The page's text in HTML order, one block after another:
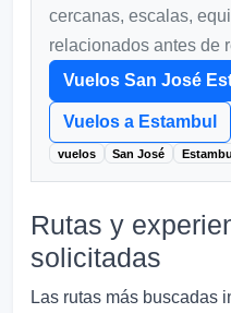
cercanas, escalas,
relacionados antes de
Vuelos San José
Vuelos a Estambul
vuelos San José
Rutas y
solicitadas
Las rutas más buscadas